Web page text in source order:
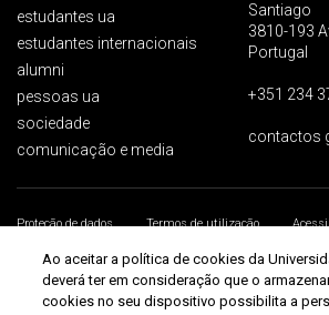
estudantes ua
estudantes internacionais
alumni
pessoas ua
sociedade
comunicação e media
Santiago
3810-193
Portugal
+351 234
contactos
Proteção de dados Termos de utilização
Universidade de Aveiro 2026
Ao aceitar a política de cookies da
deverá ter em consideração que o
cookies no seu dispositivo possibilita a